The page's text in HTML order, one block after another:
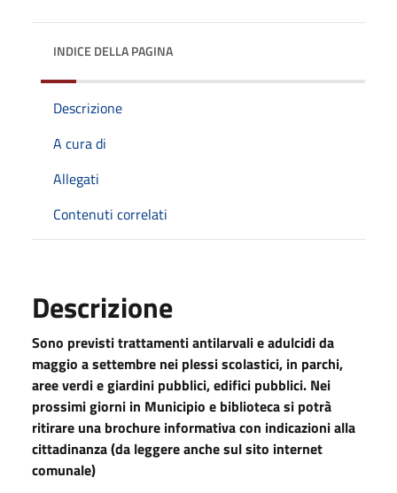
INDICE DELLA PAGINA
Descrizione
A cura di
Allegati
Contenuti correlati
Descrizione
Sono previsti trattamenti antilarvali e adulcidi da
maggio a settembre nei plessi scolastici, in parchi,
aree verdi e giardini pubblici, edifici pubblici. Nei
prossimi giorni in Municipio e biblioteca si potrà
ritirare una brochure informativa con indicazioni alla
cittadinanza (da leggere anche sul sito internet
comunale)